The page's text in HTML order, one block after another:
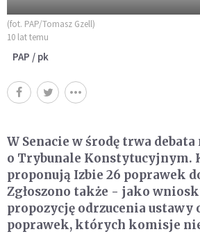
(fot. PAP/Tomasz Gzell)
10 lat temu
PAP / pk
W Senacie w środę trwa debata
o Trybunale Konstytucyjnym.
proponują Izbie 26 poprawek
Zgłoszono także - jako
propozycję odrzucenia ustawy
poprawek, których komisje